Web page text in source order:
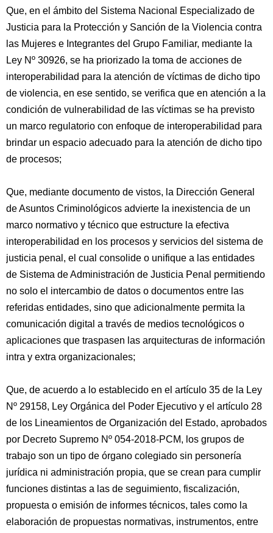
Que, en el ámbito del Sistema Nacional Especializado de
Justicia para la Protección y Sanción de la Violencia contra
las Mujeres e Integrantes del Grupo Familiar, mediante la
Ley Nº 30926, se ha priorizado la toma de acciones de
interoperabilidad para la atención de víctimas de dicho tipo
de violencia, en ese sentido, se verifica que en atención a la
condición de vulnerabilidad de las víctimas se ha previsto
un marco regulatorio con enfoque de interoperabilidad para
brindar un espacio adecuado para la atención de dicho tipo
de procesos;
Que, mediante documento de vistos, la Dirección General
de Asuntos Criminológicos advierte la inexistencia de un
marco normativo y técnico que estructure la efectiva
interoperabilidad en los procesos y servicios del sistema de
justicia penal, el cual consolide o unifique a las entidades
de Sistema de Administración de Justicia Penal permitiendo
no solo el intercambio de datos o documentos entre las
referidas entidades, sino que adicionalmente permita la
comunicación digital a través de medios tecnológicos o
aplicaciones que traspasen las arquitecturas de información
intra y extra organizacionales;
Que, de acuerdo a lo establecido en el artículo 35 de la Ley
Nº 29158, Ley Orgánica del Poder Ejecutivo y el artículo 28
de los Lineamientos de Organización del Estado, aprobados
por Decreto Supremo Nº 054-2018-PCM, los grupos de
trabajo son un tipo de órgano colegiado sin personería
jurídica ni administración propia, que se crean para cumplir
funciones distintas a las de seguimiento, fiscalización,
propuesta o emisión de informes técnicos, tales como la
elaboración de propuestas normativas, instrumentos, entre